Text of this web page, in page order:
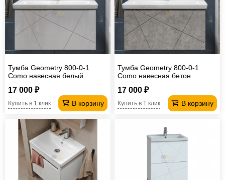
Тумба Geometry 800-0-1
Como навесная белый
17 000 ₽
В корзину
Купить в 1 клик
Тумба Geometry 800-0-1
Como навесная бетон
17 000 ₽
В корзину
Купить в 1 клик